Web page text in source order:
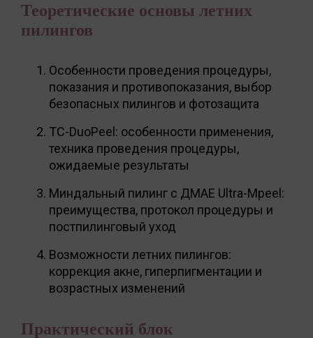
Теоретические основы летних
пилингов
Особенности проведения процедуры,
показания и противопоказания, выбор
безопасных пилингов и фотозащита
TC-DuoPeel: особенности применения,
техника проведения процедуры,
ожидаемые результаты
Миндальный пилинг с ДМАЕ Ultra-Mpeel:
преимущества, протокол процедуры и
постпилинговый уход
Возможности летних пилингов:
коррекция акне, гиперпигментации и
возрастных изменений
Практический блок